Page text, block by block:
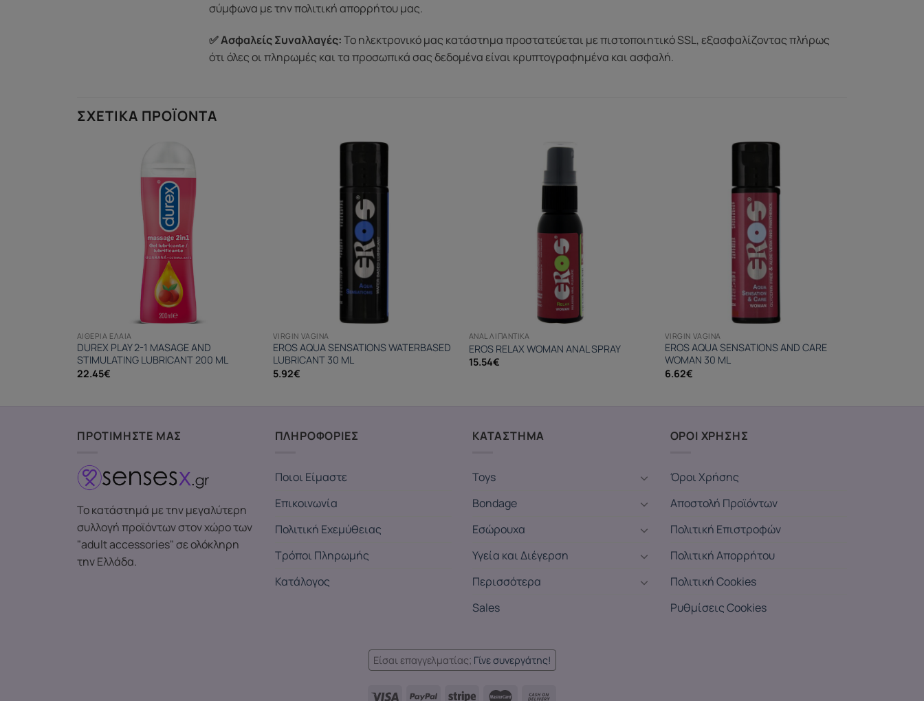
σύμφωνα με την πολιτική απορρήτου μας.
✅ Ασφαλείς Συναλλαγές:Το ηλεκτρονικό μας κατάστημα προστατεύεται με πιστοποιητικό SSL, εξασφαλίζοντας πλήρως
ότι όλες οι πληρωμές και τα προσωπικά σας δεδομένα είναι κρυπτογραφημένα και ασφαλή.
ΣΧΕΤΙΚΆ ΠΡΟΪΌΝΤΑ
ΑΙΘΈΡΙΑ ΈΛΑΙΑ
DUREX PLAY 2-1 MASAGE AND
STIMULATING LUBRICANT 200 ML
22.45€
VIRGIN VAGINA
EROS AQUA SENSATIONS WATERBASED
LUBRICANT 30 ML
5.92€
ANAL ΛΙΠΑΝΤΙΚΆ
EROS RELAX WOMAN ANAL SPRAY
15.54€
VIRGIN VAGINA
EROS AQUA SENSATIONS AND CARE
WOMAN 30 ML
6.62€
ΠΡΟΤΙΜΗΣΤΕ ΜΑΣ
Το κατάστημά με την μεγαλύτερη
συλλογή προϊόντων στον χώρο των
"adult accessories" σε ολόκληρη
την Ελλάδα.
ΠΛΗΡΟΦΟΡΙΕΣ
Ποιοι Είμαστε
Επικοινωνία
Πολιτική Εχεμύθειας
Τρόποι Πληρωμής
Κατάλογος
ΚΑΤΑΣΤΗΜΑ
Toys
Bondage
Εσώρουχα
Υγεία και Διέγερση
Περισσότερα
Sales
ΟΡΟΙ ΧΡΗΣΗΣ
Όροι Χρήσης
Αποστολή Προϊόντων
Πολιτική Επιστροφών
Πολιτική Απορρήτου
Πολιτική Cookies
Ρυθμίσεις Cookies
Είσαι επαγγελματίας; Γίνε συνεργάτης!